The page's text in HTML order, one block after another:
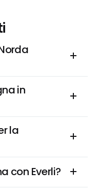
in
la
con Everli?